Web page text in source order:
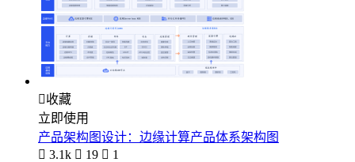
收藏
立即使用
产品架构图设计：边缘计算产品体系架构图
 3.1k  19  1